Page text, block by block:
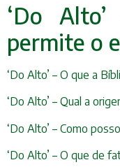
‘Do
permite o
‘Do Alto’ – O que a
‘Do Alto’ – Qual a
‘Do Alto’ – Como
‘Do Alto’ – O que de